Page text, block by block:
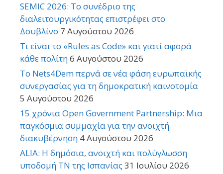
SEMIC 2026: Το συνέδριο της
διαλειτουργικότητας επιστρέφει στο
Δουβλίνο 7 Αυγούστου 2026
Τι είναι το «Rules as Code» και γιατί αφορά
κάθε πολίτη6 Αυγούστου 2026
Το Nets4Dem περνά σε νέα φάση ευρωπαϊκής
συνεργασίας για τη δημοκρατική καινοτομία
5 Αυγούστου 2026
15 χρόνια Open Government Partnership: Μια
παγκόσμια συμμαχία για την ανοιχτή
διακυβέρνηση 4 Αυγούστου 2026
ALIA: Η δημόσια, ανοιχτή και πολύγλωσση
υποδομή ΤΝ της Ισπανίας 31 Ιουλίου 2026